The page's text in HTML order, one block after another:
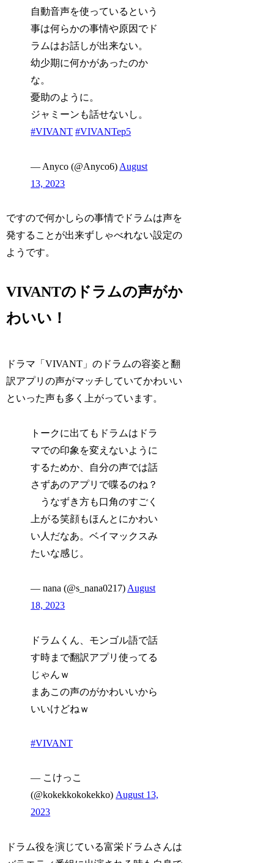
自動音声を使っているという
事は何らかの事情や原因でド
ラムはお話しが出来ない。
幼少期に何かがあったのか
な。
憂助のように。
ジャミーンも話せないし。
#VIVANT #VIVANTep5
— Anyco (@Anyco6) August
13, 2023
ですので何かしらの事情でドラムは声を
発することが出来ずしゃべれない設定の
ようです。
VIVANTのドラムの声がか
わいい！
ドラマ「VIVANT」のドラムの容姿と翻
訳アプリの声がマッチしていてかわいい
といった声も多く上がっています。
トークに出てもドラムはドラ
マでの印象を変えないように
するためか、自分の声では話
さずあのアプリで喋るのね？
うなずき方も口角のすごく
上がる笑顔もほんとにかわい
い人だなあ。ベイマックスみ
たいな感じ。
— nana (@s_nana0217) August
18, 2023
ドラムくん、モンゴル語で話
す時まで翻訳アプリ使ってる
じゃんｗ
まあこの声のがかわいいから
いいけどねｗ
#VIVANT
— こけっこ
(@kokekkokokekko) August 13,
2023
ドラム役を演じている富栄ドラムさんは